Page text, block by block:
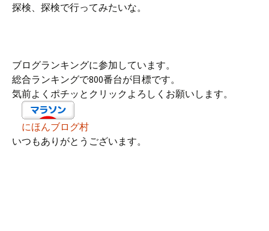
探検、探検で行ってみたいな。
ブログランキングに参加しています。
総合ランキングで800番台が目標です。
気前よくポチッとクリックよろしくお願いします。
にほんブログ村
いつもありがとうございます。